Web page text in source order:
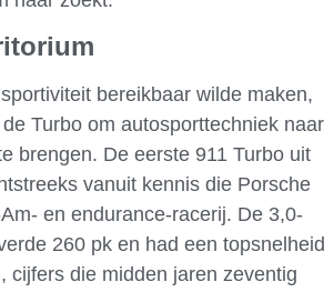
bereikbaar wilde maken,
Turbo om autosporttechniek naar
brengen. De eerste 911 Turbo uit
vanuit kennis die Porsche
en endurance-racerij. De 3,0-
260 pk en had een topsnelheid
cijfers die midden jaren zeventig